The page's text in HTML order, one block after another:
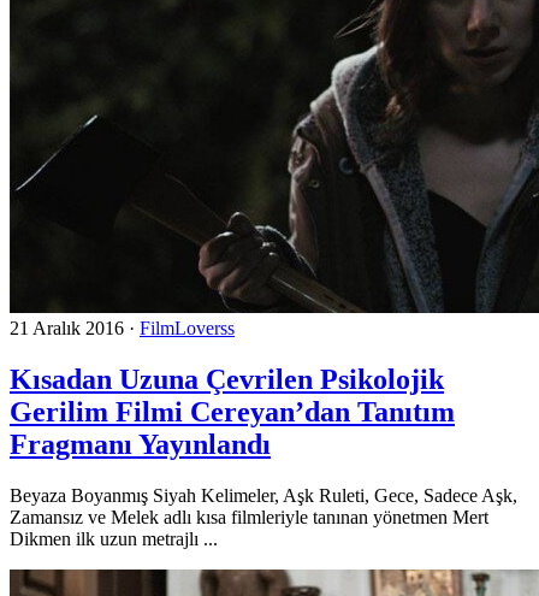
21 Aralık 2016 · FilmLoverss
Kısadan Uzuna Çevrilen Psikolojik
Gerilim Filmi Cereyan’dan Tanıtım
Fragmanı Yayınlandı
Beyaza Boyanmış Siyah Kelimeler, Aşk Ruleti, Gece, Sadece Aşk,
Zamansız ve Melek adlı kısa filmleriyle tanınan yönetmen Mert
Dikmen ilk uzun metrajlı ...